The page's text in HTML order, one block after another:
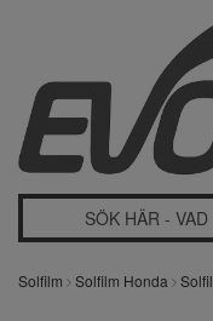
Solfilm Solfilm Honda